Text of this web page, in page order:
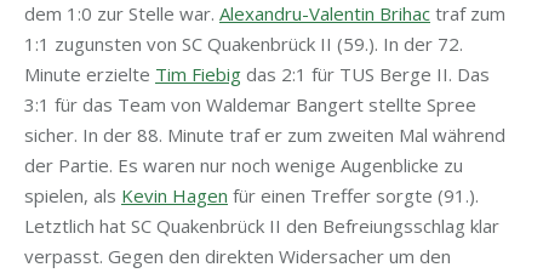
dem 1:0 zur Stelle war. Alexandru-Valentin Brihac traf zum
1:1 zugunsten von SC Quakenbrück II (59.). In der 72.
Minute erzielte Tim Fiebig das 2:1 für TUS Berge II. Das
3:1 für das Team von Waldemar Bangert stellte Spree
sicher. In der 88. Minute traf er zum zweiten Mal während
der Partie. Es waren nur noch wenige Augenblicke zu
spielen, als Kevin Hagen für einen Treffer sorgte (91.).
Letztlich hat SC Quakenbrück II den Befreiungsschlag klar
verpasst. Gegen den direkten Widersacher um den